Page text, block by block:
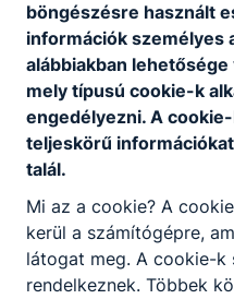
17. olasz nyelv
18.
biológia,
19. spanyol nyelv
böngészésre használt
információk személyes
alábbiakban
mely típusú cookie-k
engedélyezni. A
teljeskörű
talál.
Mi az a cookie? A
kerül a számítógépre,
látogat meg. A cookie-k
rendelkeznek. Többek